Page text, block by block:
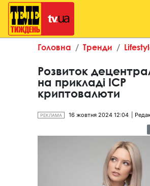
Головна Тренди
Розвиток
на прикладі ICP
криптовалюти
РЕКЛАМА 16 жовтня 2024 12:04